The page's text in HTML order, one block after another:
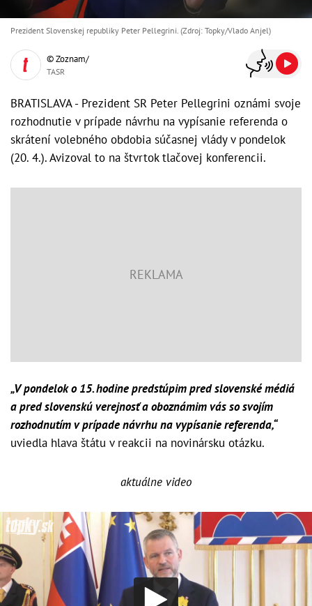
Prezident Slovenskej republiky Peter Pellegrini. (Zdroj: Topky/Vlado Anjel)
© Zoznam/
TASR
BRATISLAVA - Prezident SR Peter Pellegrini oznámi svoje
rozhodnutie v prípade návrhu na vypísanie referenda o
skrátení volebného obdobia súčasnej vlády v pondelok
(20. 4.). Avizoval to na štvrtok tlačovej konferencii.
„V pondelok o 15. hodine predstúpim pred slovenské médiá
a pred slovenskú verejnosť a oboznámim vás so svojím
rozhodnutím v prípade návrhu na vypísanie referenda,“
uviedla hlava štátu v reakcii na novinársku otázku.
aktuálne video